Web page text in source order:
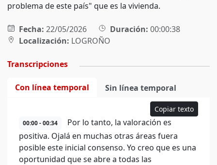
problema de este país" que es la vivienda.
Fecha: 22/05/2026 Duración: 00:00:38
Localización: LOGROÑO
Transcripciones
Con línea temporal Sin línea temporal
Copiar texto
00:00 - 00:34
Por lo tanto, la valoración es
positiva. Ojalá en muchas otras áreas fuera
posible este inicial consenso. Yo creo que es una
oportunidad que se abre a todas las